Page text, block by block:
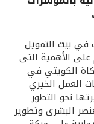
في بيت التمويل
الأهمية التى
الكويتي في
العمل الخيري
نحو التطور
البشرى وتطوير